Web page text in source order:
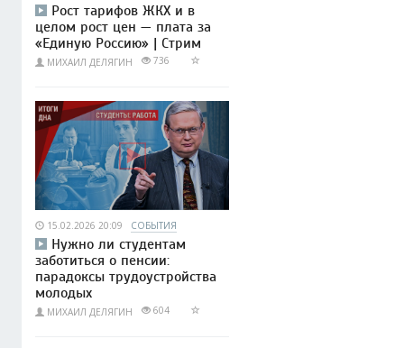
Рост тарифов ЖКХ и в
целом рост цен — плата за
«Единую Россию» | Стрим
МИХАИЛ ДЕЛЯГИН 736
15.02.2026 20:09 СОБЫТИЯ
Нужно ли студентам
заботиться о пенсии:
парадоксы трудоустройства
молодых
МИХАИЛ ДЕЛЯГИН 604